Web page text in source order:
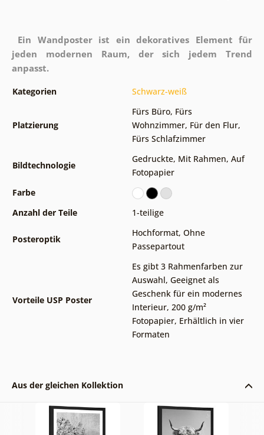
Ein Wandposter ist ein dekoratives Element für
jeden modernen Raum, der sich jedem Trend
anpasst.
Kategorien Schwarz-weiß
Platzierung
Fürs Büro, Fürs
Wohnzimmer, Für den Flur,
Fürs Schlafzimmer
Bildtechnologie
Gedruckte, Mit Rahmen, Auf
Fotopapier
Farbe
Anzahl der Teile
1-teilige
Posteroptik
Hochformat, Ohne
Passepartout
Vorteile USP Poster
Es gibt 3 Rahmenfarben zur
Auswahl, Geeignet als
Geschenk für ein modernes
Interieur, 200 g/m²
Fotopapier, Erhältlich in vier
Formaten
Aus der gleichen Kollektion